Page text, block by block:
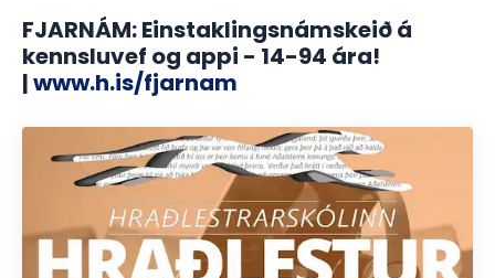
FJARNÁM: Einstaklingsnámskeið á
kennsluvef og appi - 14-94 ára!
|www.h.is/fjarnam